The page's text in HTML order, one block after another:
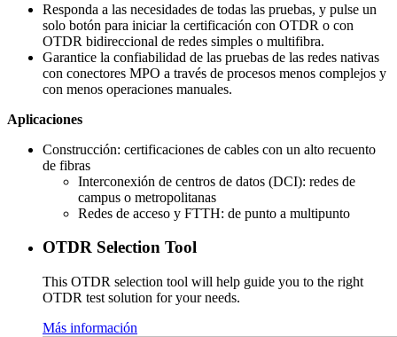
Responda a las necesidades de todas las pruebas, y pulse un
solo botón para iniciar la certificación con OTDR o con
OTDR bidireccional de redes simples o multifibra.
Garantice la confiabilidad de las pruebas de las redes nativas
con conectores MPO a través de procesos menos complejos y
con menos operaciones manuales.
Aplicaciones
Construcción: certificaciones de cables con un alto recuento
de fibras
Interconexión de centros de datos (DCI): redes de
campus o metropolitanas
Redes de acceso y FTTH: de punto a multipunto
OTDR Selection Tool
This OTDR selection tool will help guide you to the right
OTDR test solution for your needs.
Más información